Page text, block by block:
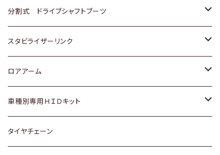
三菱
スバル
スバル
日産
いすゞ
ダイハツ
マツダ
三菱
ホンダ
スズキ
日産
ダイハツ
マツダ
トヨタ
ホンダ
スズキ
日産
いすゞ
分割式 ドライブシャフトブーツ
トヨタ
ホンダ
スズキ
日産
スタビライザーリンク
トヨタ
ホンダ
スズキ
ロアアーム
ホンダ
スズキ
車種別専用ＨＩＤキット
トヨタ
タイヤチェーン